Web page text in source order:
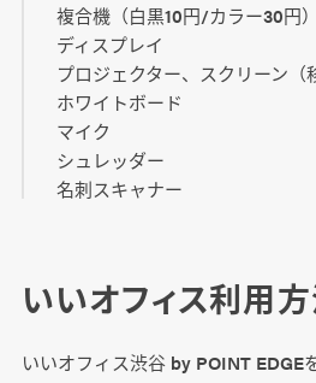
複合機（白黒10円/カラー30円）
ディスプレイ
プロジェクター、スクリーン（
ホワイトボード
マイク
シュレッダー
名刺スキャナー
いいオフィス利用
いいオフィス渋谷 by POINT EDGE